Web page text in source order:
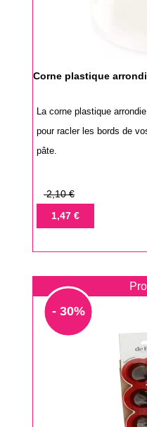
Corne plastique
La corne plastique
pour racler les bords de
pâte.
Prix
base
2,10 €
Prix1,47 €
- 30%